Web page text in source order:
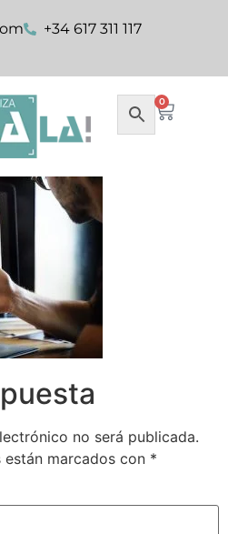
+34 617 311 117
0
no será publicada.
marcados con *